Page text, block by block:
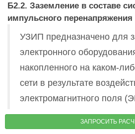
Б2.2. Заземление в составе
импульсного
УЗИП предназначено для
электронного
накопленного на каком-
сети в результате
электромагнитного поля
наведенного от рядом
электроустановки (или
ЗАПРОСИТЬ